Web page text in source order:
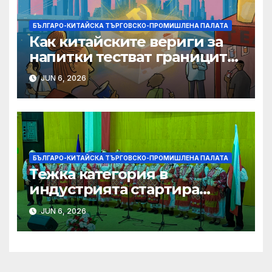
БЪЛГАРО-КИТАЙСКА ТЪРГОВСКО-ПРОМИШЛЕНА ПАЛАТА
Как китайските вериги за
напитки тестват границите
на меката сила
JUN 6, 2026
БЪЛГАРО-КИТАЙСКА ТЪРГОВСКО-ПРОМИШЛЕНА ПАЛАТА
Тежка категория в
индустрията стартира
алианс за космическа
слънчева енергия
JUN 6, 2026